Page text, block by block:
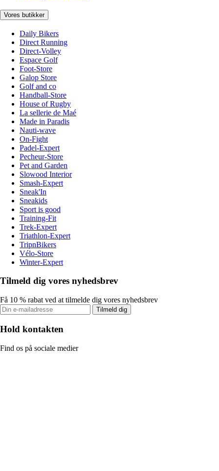
Vores butikker
Daily Bikers
Direct Running
Direct-Volley
Espace Golf
Foot-Store
Galop Store
Golf and co
Handball-Store
House of Rugby
La sellerie de Maé
Made in Paradis
Nauti-wave
On-Fight
Padel-Expert
Pecheur-Store
Pet and Garden
Slowood Interior
Smash-Expert
Sneak'In
Sneakids
Sport is good
Training-Fit
Trek-Expert
Triathlon-Expert
TripnBikers
Vélo-Store
Winter-Expert
Tilmeld dig vores nyhedsbrev
Få 10 % rabat ved at tilmelde dig vores nyhedsbrev
Tilmeld dig
Hold kontakten
Find os på sociale medier